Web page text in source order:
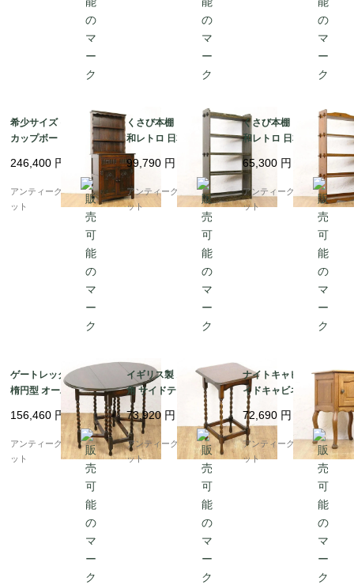
希少サイズ イギリス製
カップボード 食器棚 飾
り棚 細幅 スリム アン
ティーク 見せる収納 オ
ーク材
246,400 円
アンティークブルーパロ
ット
くさび本棚 シェルフ 昭
和レトロ 日本製 シンプ
ル ミニマル ヴィンテー
ジ 木製家具
99,790 円
アンティークブルーパロ
ット
くさび本棚 シェルフ 昭
和レトロ 日本製 シンプ
ル ミニマル ヴィンテー
ジ 木製家具 木の温もり
65,300 円
アンティークブルーパロ
ット
ゲートレッグテーブル
楕円型 オーバル ツイス
トレッグ オーク材 アン
ティーク イギリス製 伝
統的 クラシック
156,460 円
アンティークブルーパロ
ット
イギリス製 スクエア 四
角 サイドテーブル ツイ
ストレッグ 上品 木の温
もり アンティーク イン
テリア おしゃれ エレガ
ント クラシック
73,920 円
アンティークブルーパロ
ット
ナイトキャビネット サ
イドキャビネット イギ
リス製 アンティーク 収
納 木製 ヴィンテージ
ンティーク 猫脚 カブリ
オール
72,690 円
アンティークブルーパロ
ット